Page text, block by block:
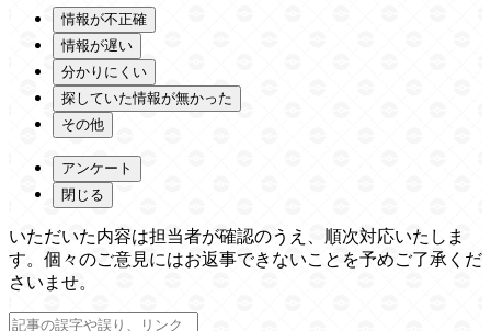
情報が不正確
情報が遅い
分かりにくい
探していた情報が無かった
その他
アンケート
閉じる
いただいた内容は担当者が確認のうえ、順次対応いたしま
す。個々のご意見にはお返事できないことを予めご了承くだ
さいませ。